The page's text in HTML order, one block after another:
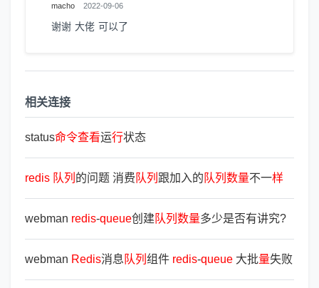
macho 2022-09-06
谢谢 大佬 可以了
相关连接
status命令查看运行状态
redis 队列 的问题 消费 队列 跟加入的 队列 数量不一样
webman redis-queue创建队列 数量多少是否有讲究?
webman Redis消息 队列 组件 redis-queue 大批量失败